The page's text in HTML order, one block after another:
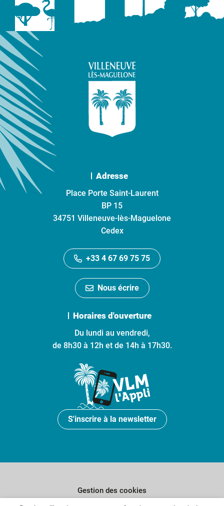
Adresse
Place Porte Saint-Laurent
BP 15
34751 Villeneuve-lès-Maguelone
Cedex
+33 4 67 69 75 75
Nous écrire
Horaires d'ouverture
Du lundi au vendredi,
de 8h30 à 12h et de 14h à 17h30.
S'inscrire à la newsletter
Gestion des cookies